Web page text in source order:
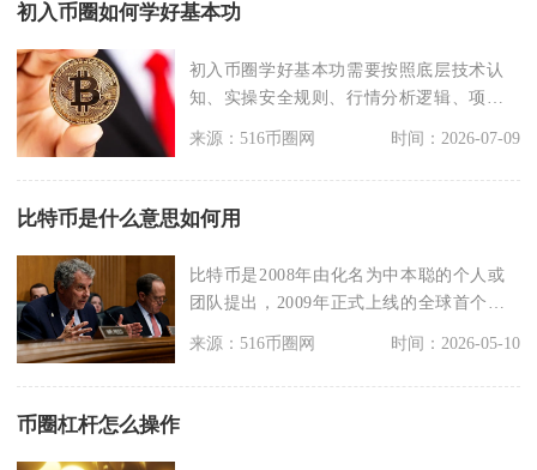
初入币圈如何学好基本功
初入币圈学好基本功需要按照底层技术认
知、实操安全规则、行情分析逻辑、项目
来源：516币圈网 时间：2026-07-09
比特币是什么意思如何用
比特币是2008年由化名为中本聪的个人或
团队提出，2009年正式上线的全球首个去
中心化加密
来源：516币圈网 时间：2026-05-10
币圈杠杆怎么操作